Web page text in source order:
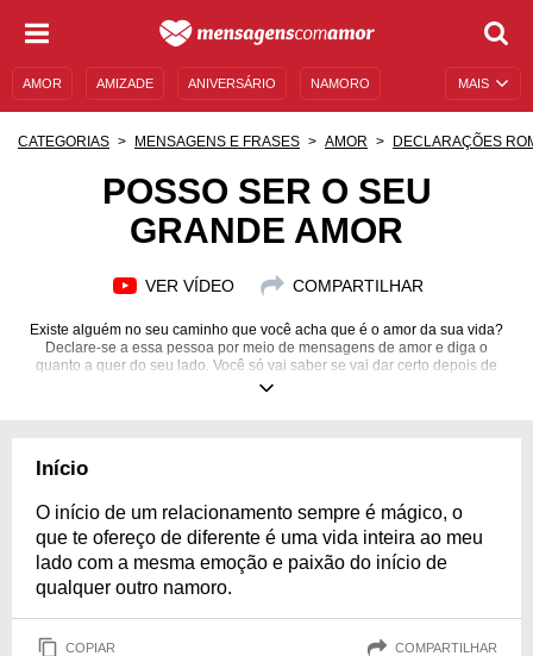
MAIS
AMOR AMIZADE ANIVERSÁRIO NAMORO
MENSAGENS E FRASES MENSAGENS DE ANIVERSÁRIO
CATEGORIAS MENSAGENS E FRASES AMOR DECLARAÇÕES
POSSO SER O SEU
GRANDE AMOR
VER VÍDEO COMPARTILHAR
Existe alguém no seu caminho que você acha que é o amor da sua vida?
Declare-se a essa pessoa por meio de mensagens de amor e diga o
quanto a quer do seu lado. Você só vai saber se vai dar certo depois de
correr atrás e lutar pelo que deseja.
Início
O início de um relacionamento sempre é mágico, o
que te ofereço de diferente é uma vida inteira ao meu
lado com a mesma emoção e paixão do início de
qualquer outro namoro.
COPIAR COMPARTILHAR